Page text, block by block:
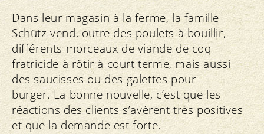
Dans leur magasin à la ferme, la famille
Schütz vend, outre des poulets à bouillir,
différents morceaux de viande de coq
fratricide à rôtir à court terme, mais aussi
des saucisses ou des galettes pour
burger. La bonne nouvelle, c’est que les
réactions des clients s’avèrent très positives
et que la demande est forte.